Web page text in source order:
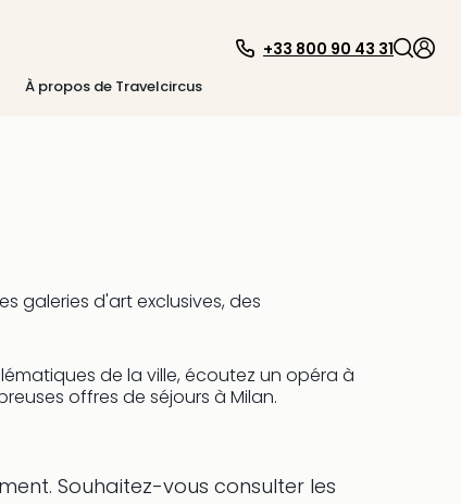
À propos de Travelcircus
+33 800 90 43 31
galeries d'art exclusives, des
de la ville, écoutez un opéra à
offres de séjours à Milan.
Souhaitez-vous consulter les